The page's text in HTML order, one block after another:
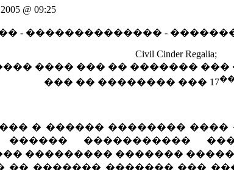
@ 09:25
- �������������� -
Civil Cinder Regalia;
���� ��� �� �������
��� �� �������� ��� 17
� ������ ��������
�����������
��������� �������
������� ������� ���